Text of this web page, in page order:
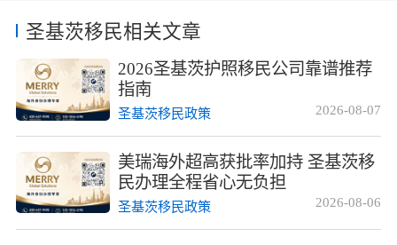
圣基茨移民相关文章
2026圣基茨护照移民公司靠谱推荐
指南
2026-08-07
圣基茨移民政策
美瑞海外超高获批率加持 圣基茨移
民办理全程省心无负担
2026-08-06
圣基茨移民政策